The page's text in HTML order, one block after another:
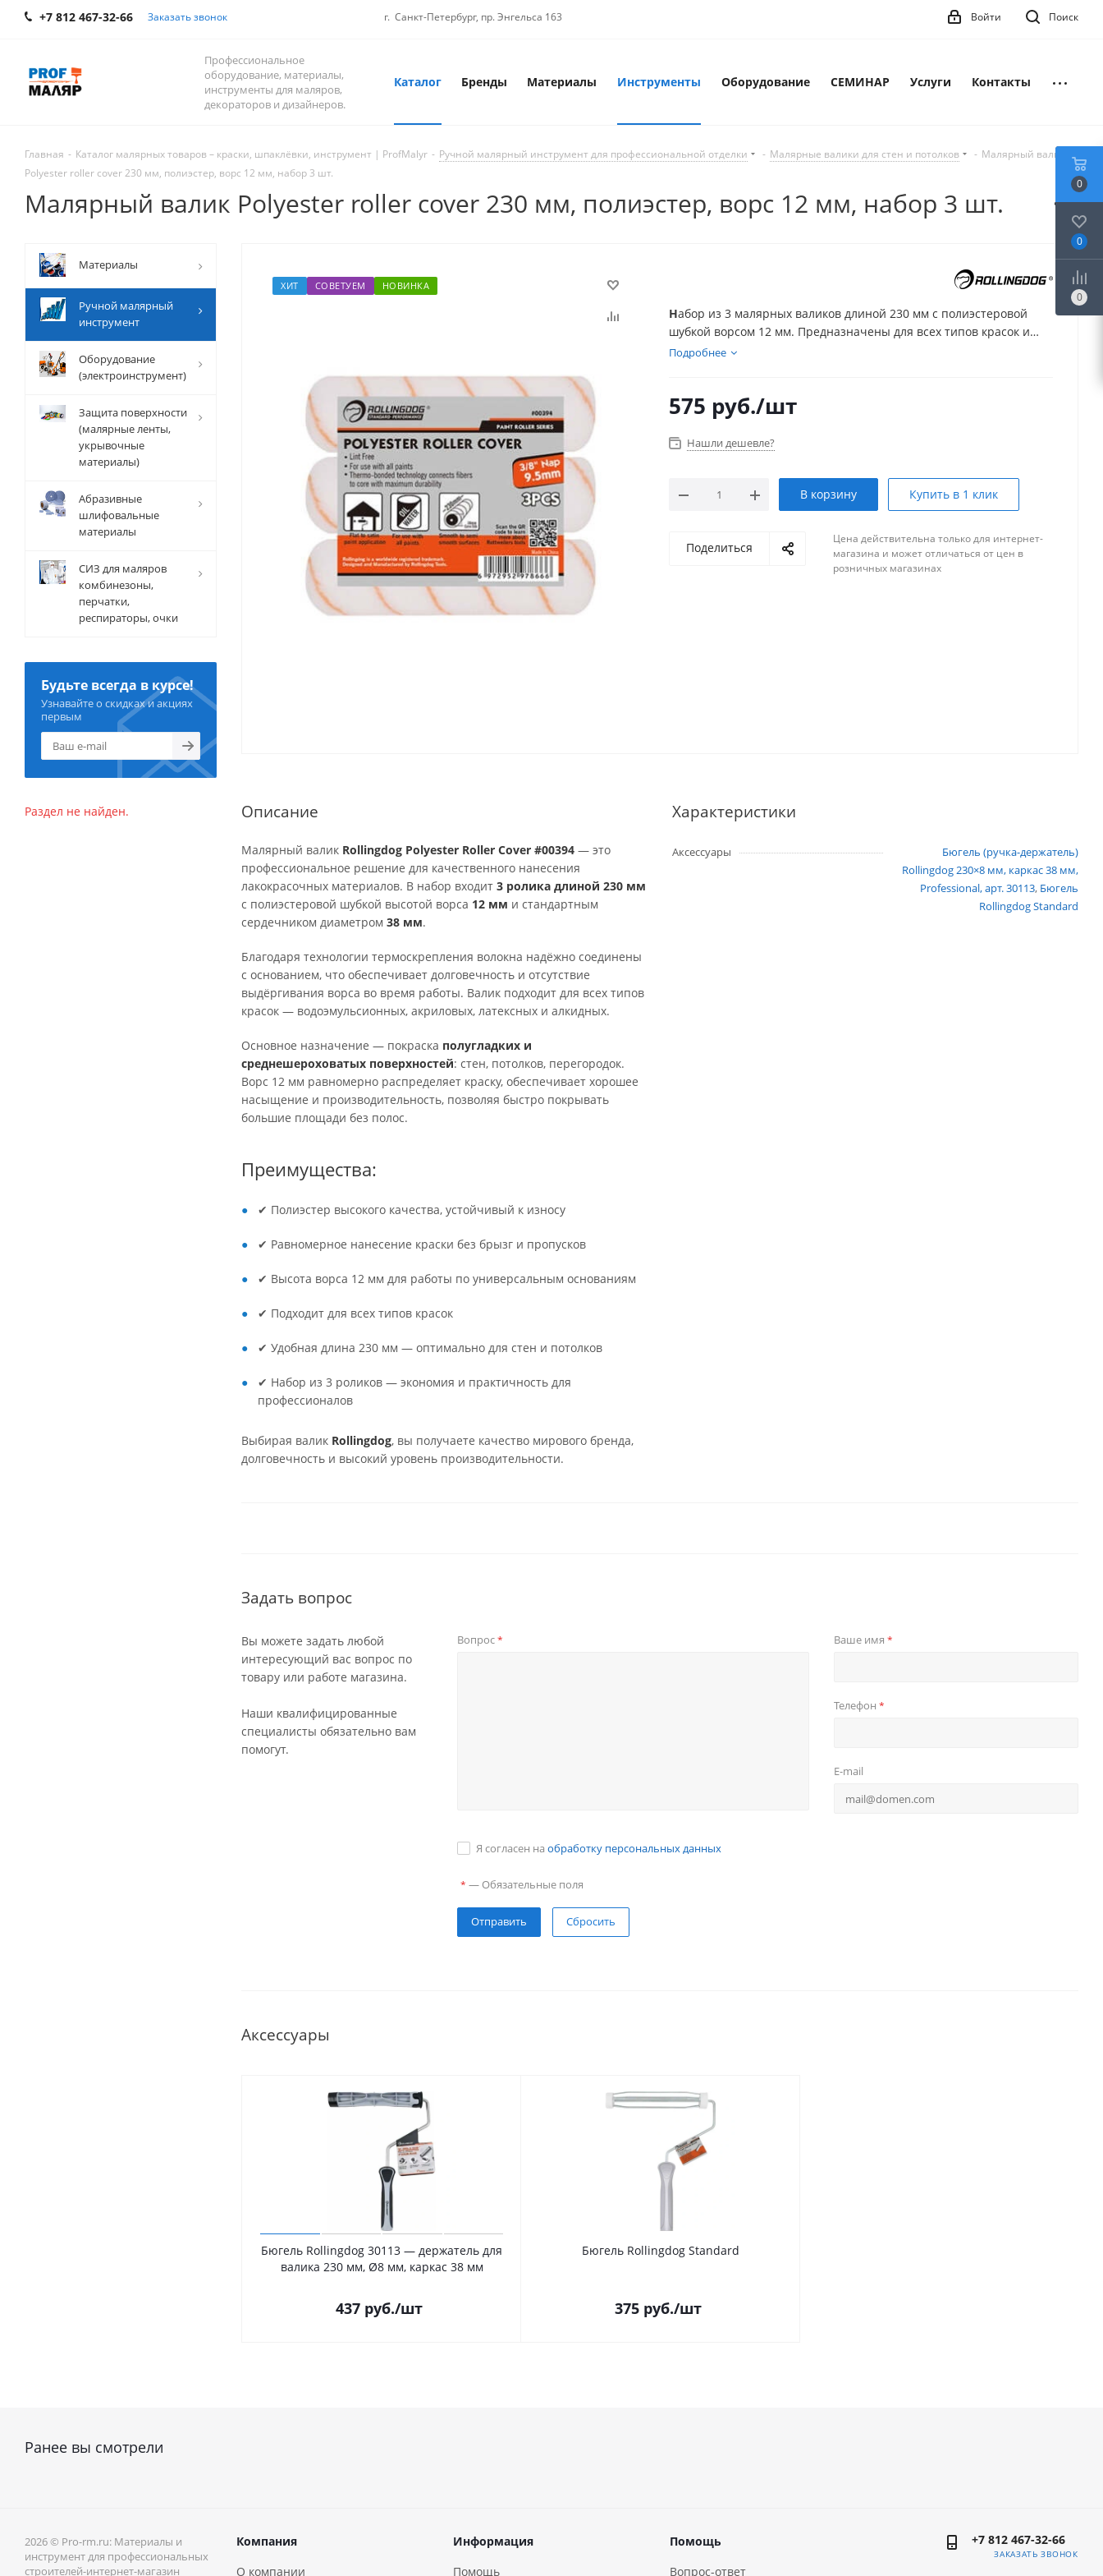
+7 812 467-32-66 Заказать звонок г. Санкт-Петербург, пр. Энгельса 163 Поиск
Войти
Профессиональное
оборудование, материалы,
инструменты для маляров,
декораторов и дизайнеров.
Каталог Бренды Материалы Инструменты Оборудование СЕМИНАР Услуги Контакты
Главная - Каталог малярных товаров – краски, шпаклёвки, инструмент | ProfMalyr - Ручной малярный инструмент для профессиональной отделки - Малярные валики для стен и потолков - Малярный валик
Polyester roller cover 230 мм, полиэстер, ворс 12 мм, набор 3 шт.
Малярный валик Polyester roller cover 230 мм, полиэстер, ворс 12 мм, набор 3 шт.
ХИТ СОВЕТУЕМ НОВИНКА
Набор из 3 малярных валиков длиной 230 мм с полиэстеровой
шубкой ворсом 12 мм. Предназначены для всех типов красок и
полугладких–среднешероховатых поверхностей. Обеспечивают
Подробнее
575 руб./шт
Нашли дешевле?
В корзину Купить в 1 клик
Поделиться
Цена действительна только для интернет-
магазина и может отличаться от цен в
розничных магазинах
Описание
Малярный валик Rollingdog Polyester Roller Cover #00394 — это
профессиональное решение для качественного нанесения
лакокрасочных материалов. В набор входит 3 ролика длиной 230 мм
с полиэстеровой шубкой высотой ворса 12 мм и стандартным
сердечником диаметром 38 мм.
Благодаря технологии термоскрепления волокна надёжно соединены
с основанием, что обеспечивает долговечность и отсутствие
выдёргивания ворса во время работы. Валик подходит для всех типов
красок — водоэмульсионных, акриловых, латексных и алкидных.
Основное назначение — покраска полугладких и
среднешероховатых поверхностей: стен, потолков, перегородок.
Ворс 12 мм равномерно распределяет краску, обеспечивает хорошее
насыщение и производительность, позволяя быстро покрывать
большие площади без полос.
Преимущества:
✔ Полиэстер высокого качества, устойчивый к износу
✔ Равномерное нанесение краски без брызг и пропусков
✔ Высота ворса 12 мм для работы по универсальным основаниям
✔ Подходит для всех типов красок
✔ Удобная длина 230 мм — оптимально для стен и потолков
✔ Набор из 3 роликов — экономия и практичность для
профессионалов
Выбирая валик Rollingdog, вы получаете качество мирового бренда,
долговечность и высокий уровень производительности.
Характеристики
Аксессуары
Бюгель (ручка-держатель)
Rollingdog 230×8 мм, каркас 38 мм,
Professional, арт. 30113, Бюгель
Rollingdog Standard
Задать вопрос
Вы можете задать любой
интересующий вас вопрос по
товару или работе магазина.
Наши квалифицированные
специалисты обязательно вам
помогут.
Вопрос* Ваше имя *
Телефон *
E-mail
Я согласен на обработку персональных данных
* — Обязательные поля
Сбросить
Аксессуары
Бюгель Rollingdog 30113 — держатель для
валика 230 мм, Ø8 мм, каркас 38 мм
437руб./шт
Бюгель Rollingdog Standard
375руб./шт
Mатериалы
Ручной малярный
инструмент
Оборудование
(электроинструмент)
Защита поверхности
(малярные ленты,
укрывочные
материалы)
Абразивные
шлифовальные
материалы
СИЗ для маляров
комбинезоны,
перчатки,
респираторы, очки
Будьте всегда в курсе!
Узнавайте о скидках и акциях
первым
Раздел не найден.
Ранее вы смотрели
2026 © Pro-rm.ru: Материалы и
инструмент для профессиональных
строителей-интернет-магазин
Компания
О компании
Информация
Помощь
Помощь
Вопрос-ответ
+7 812 467-32-66
ЗАКАЗАТЬ ЗВОНОК
0
0
0